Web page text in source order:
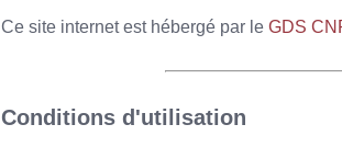
Ce site internet est hébergé par le GDS
Conditions d'utilisation